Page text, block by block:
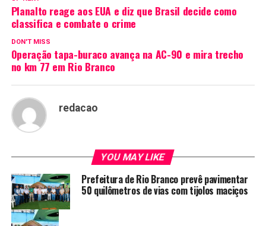
Planalto reage aos EUA e diz que Brasil decide como
classifica e combate o crime
DON'T MISS
Operação tapa-buraco avança na AC-90 e mira trecho
no km 77 em Rio Branco
redacao
YOU MAY LIKE
Prefeitura de Rio Branco prevê pavimentar
50 quilômetros de vias com tijolos maciços